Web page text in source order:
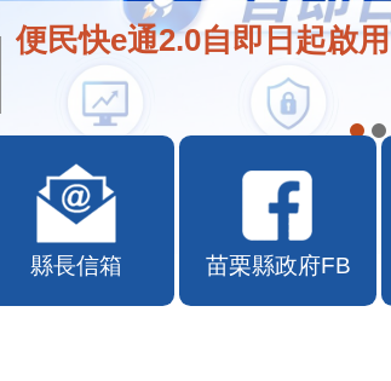
便民快e通2.0自即日起啟用
縣長信箱 苗栗縣政府FB